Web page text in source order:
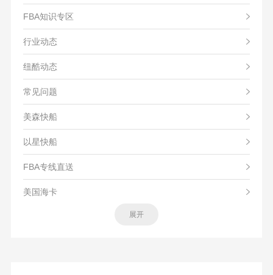
FBA知识专区
行业动态
纽酷动态
常见问题
美森快船
以星快船
FBA专线直送
美国海卡
展开